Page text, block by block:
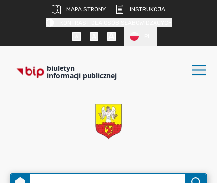
MAPA STRONY
INSTRUKCJA
biuletyn
informacji publicznej